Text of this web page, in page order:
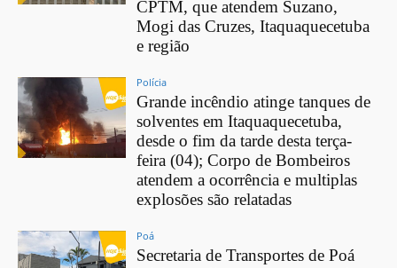
CPTM, que atendem Suzano,
Mogi das Cruzes, Itaquaquecetuba
e região
Polícia
Grande incêndio atinge tanques de
solventes em Itaquaquecetuba,
desde o fim da tarde desta terça-
feira (04); Corpo de Bombeiros
atendem a ocorrência e multiplas
explosões são relatadas
Poá
Secretaria de Transportes de Poá